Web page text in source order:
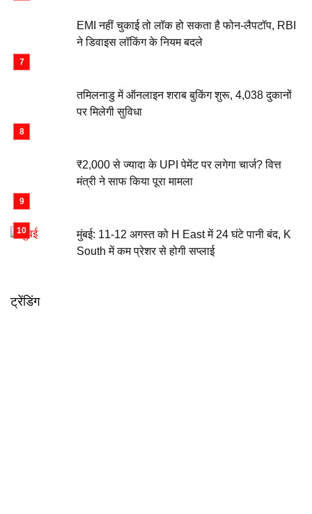
EMI नहीं चुकाई तो लॉक हो सकता है फोन-लैपटॉप, RBI
ने डिवाइस लॉकिंग के नियम बदले
तमिलनाडु में ऑनलाइन शराब बुकिंग शुरू, 4,038 दुकानों
पर मिलेगी सुविधा
₹2,000 से ज्यादा के UPI पेमेंट पर लगेगा चार्ज? वित्त
मंत्री ने साफ किया पूरा मामला
मुंबई: 11-12 अगस्त को H East में 24 घंटे पानी बंद, K
South में कम प्रेशर से होगी सप्लाई
ट्रेंडिंग